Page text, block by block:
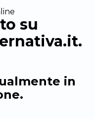
su
.
in